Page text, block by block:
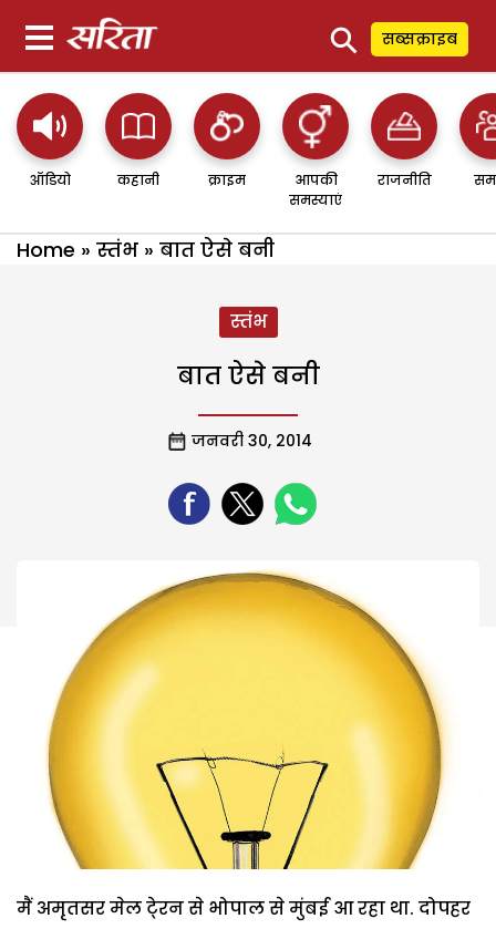
⚲ सब्सक्राइब
ऑडियो कहानी क्राइम
आपकी
समस्याएं
राजनीति
Home » स्तंभ » बात ऐसे बनी
स्तंभ
बात ऐसे बनी
जनवरी 30, 2014
मैं अमृतसर मेल टे्रन से भोपाल से मुंबई आ रहा था. दोपहर